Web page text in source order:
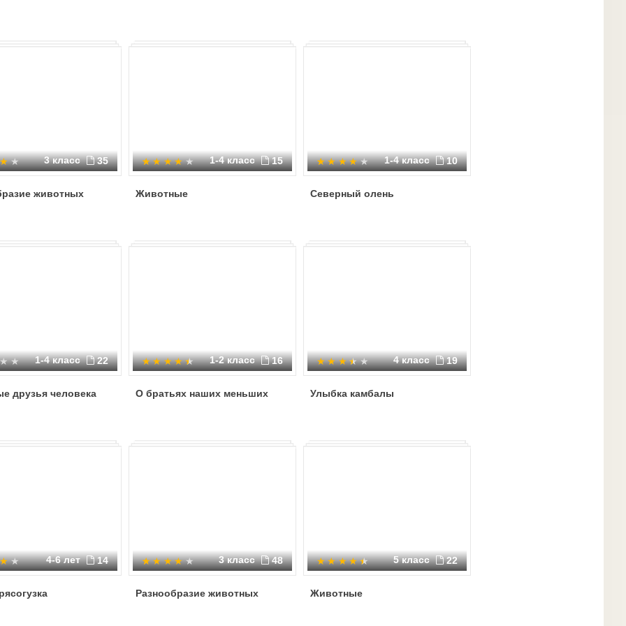
3 класс 35
животных
1-4 класс 15
Животные
1-4 класс 10
Северный олень
1-4 класс 22
друзья человека
1-2 класс 16
О братьях наших меньших
4 класс 19
Улыбка камбалы
4-6 лет 14 3 класс 48
Разнообразие животных
5 класс 22
Животные